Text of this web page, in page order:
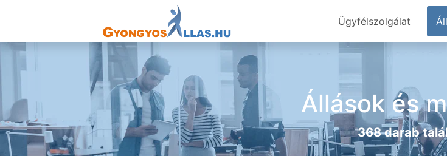
Ügyfélszolgálat
Állások és
368 darab